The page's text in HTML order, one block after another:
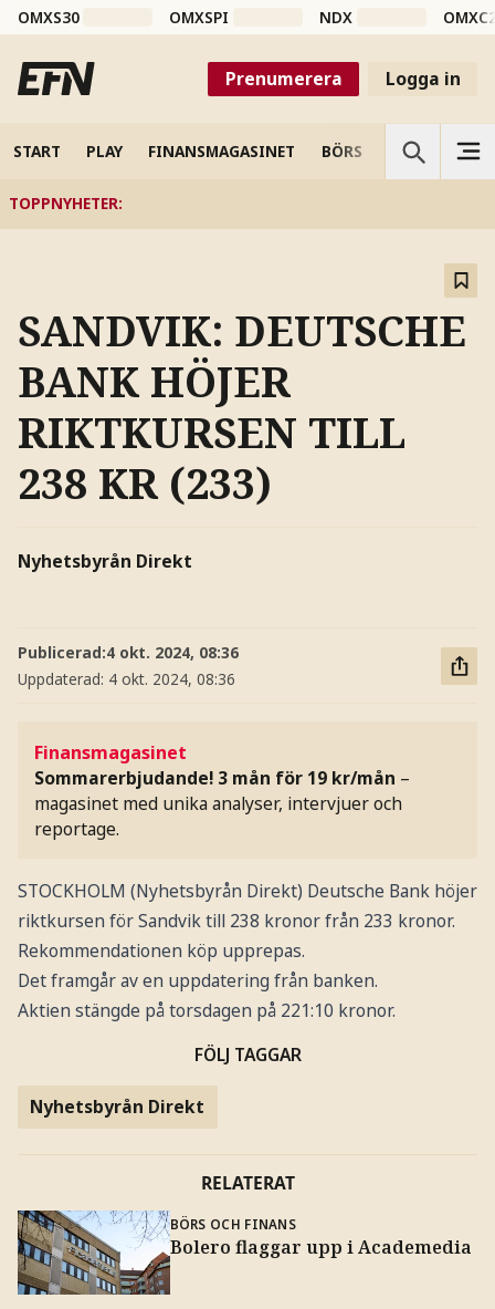
OMXS30 OMXSPI NDX
Prenumerera Logga in
START PLAY FINANSMAGASINET BÖRS VETENSKAP
TOPPNYHETER:
SANDVIK: DEUTSCHE
BANK HÖJER
RIKTKURSEN TILL
238 KR (233)
Nyhetsbyrån Direkt
Publicerad:4 okt. 2024, 08:36
Uppdaterad: 4 okt. 2024, 08:36
Finansmagasinet
Sommarerbjudande! 3 mån för 19 kr/mån –
magasinet med unika analyser, intervjuer och
reportage.
STOCKHOLM (Nyhetsbyrån Direkt) Deutsche Bank höjer
riktkursen för Sandvik till 238 kronor från 233 kronor.
Rekommendationen köp upprepas.
Det framgår av en uppdatering från banken.
Aktien stängde på torsdagen på 221:10 kronor.
FÖLJ TAGGAR
Nyhetsbyrån Direkt
RELATERAT
BÖRS OCH FINANS
Bolero flaggar upp i Academedia